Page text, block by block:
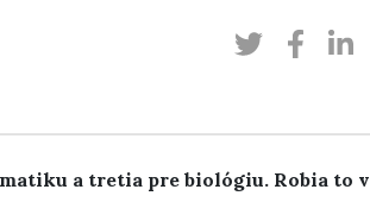
a tretia pre biológiu. Robia to v